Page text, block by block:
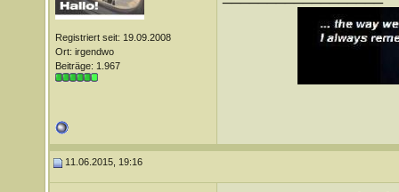
Registriert seit: 19.09.2008
Ort: irgendwo
Beiträge: 1.967
11.06.2015, 19:16